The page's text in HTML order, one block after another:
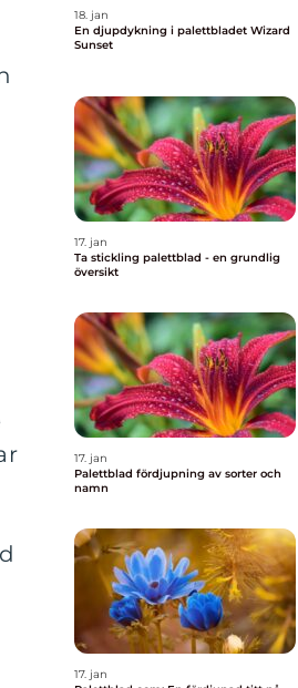
18. jan
En djupdykning i palettbladet Wizard
Sunset
17. jan
Ta stickling palettblad - en grundlig
översikt
17. jan
Palettblad fördjupning av sorter och
namn
17. jan